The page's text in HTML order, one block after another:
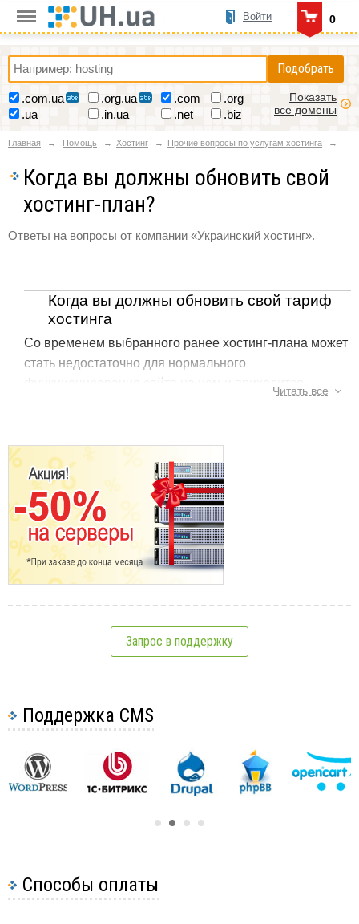
0
Войти
Подобрать
.com.ua .org.ua .com
.org
.ua
.in.ua .net .biz
Показать
все домены
Главная Помощь Хостинг Прочие вопросы по услугам хостинга
Когда вы должны обновить свой
хостинг-план?
Ответы на вопросы от компании «Украинский хостинг».
Когда вы должны обновить свой тариф
хостинга
Со временем выбранного ранее хостинг-плана может
стать недостаточно для нормального
функционирования сайта на нем и приходится
хостингаменяют хостинг-план на более высокий.
В большинстве случаем решение перейти на более
высокий хостинг-план принимается по причине
нехватки дискового пространства, т.к в ходе развития
сайта на нем появляется все больше контента, что в
определенный момент может привести к превышению
лимита дискового пространства и некорректной
работе сайта из-за этого.
случае, когда сайт начинает превышать лимиты по
выделенным для хостинг-плана ресурсам, таким как
установкой на сайт дополнительных модулей и
плагинов, а так же увеличением посещаемости сайта.
Помимо этого на хостинг-планах обычно существуют
ограничения на количество добавляемых для сайта
доменных имен, баз данных, почтовых доменов. При
подобных ограничениях, если к примеру на хостинге
позволяет добавить только одно доменное имя для
сайта, приходится переходить на более высокий
Читать все
Запрос в поддержку
Поддержка CMS
Способы оплаты